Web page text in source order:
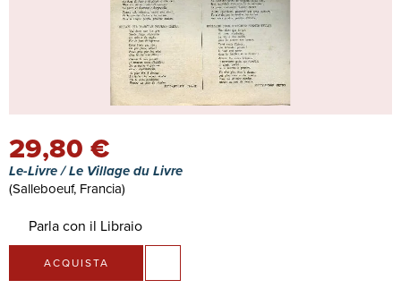
29,80 €
Le-Livre / Le Village du Livre
(Salleboeuf, Francia)
Parla con il Libraio
ACQUISTA